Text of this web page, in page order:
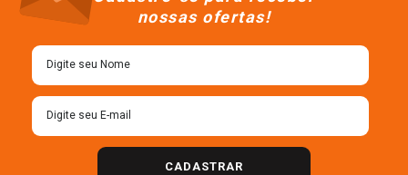
nossas ofertas!
CADASTRAR